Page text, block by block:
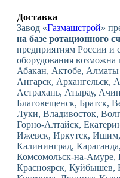
Доставка
Завод «Газмашстрой»
на базе ротационного
предприятиям России и
оборудования
Абакан, Актобе,
Ангарск,
Астрахань, Атырау,
Благовещенск, Братск,
Луки, Владивосток,
Горно-Алтайск,
Ижевск, Иркутск,
Калининград,
Комсомольск-на-Амуре,
Красноярск, Куйбышев,